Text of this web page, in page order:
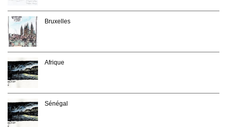
Bruxelles
Afrique
Sénégal